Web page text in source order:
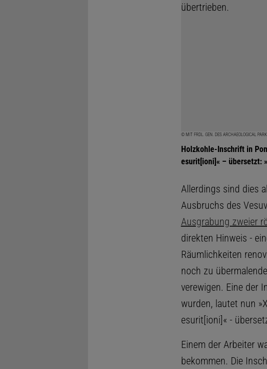
© MIT FRDL. GEN. DES ARCHAEOLOGICAL
Holzkohle-Inschrift in
esurit[ioni]« – übersetzt:
Allerdings sind dies
Ausbruchs des
Ausgrabung zweier
direkten Hinweis -
Räumlichkeiten
noch zu
verewigen. Eine der
wurden, lautet nun
esurit[ioni]« -
Einem der Arbeiter
bekommen. Die